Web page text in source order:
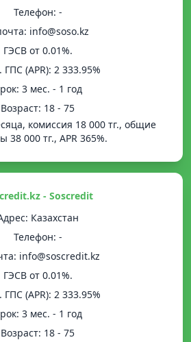
Телефон: -
info@soso.kz
ГЭСВ от 0.01%.
ГПС (APR): 2 333.95%
3 мес. - 1 год
Возраст: 18 - 75
комиссия 18 000 тг., общие
38 000 тг., APR 365%.
- Soscredit
Казахстан
Телефон: -
info@soscredit.kz
ГЭСВ от 0.01%.
ГПС (APR): 2 333.95%
3 мес. - 1 год
Возраст: 18 - 75